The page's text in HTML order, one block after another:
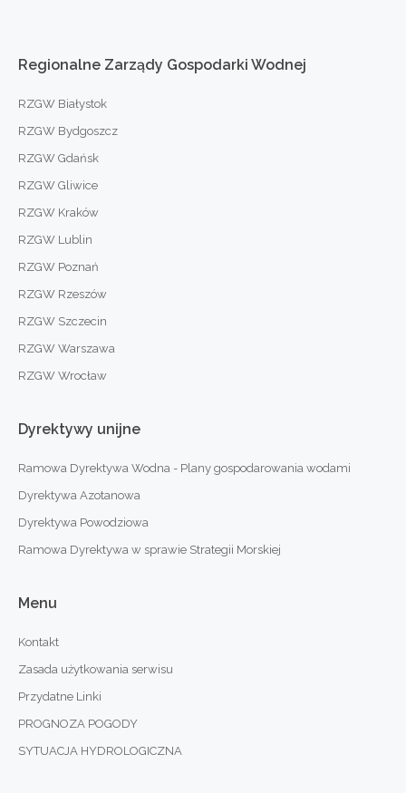
Regionalne Zarządy Gospodarki Wodnej
RZGW Białystok
RZGW Bydgoszcz
RZGW Gdańsk
RZGW Gliwice
RZGW Kraków
RZGW Lublin
RZGW Poznań
RZGW Rzeszów
RZGW Szczecin
RZGW Warszawa
RZGW Wrocław
Dyrektywy unijne
Ramowa Dyrektywa Wodna - Plany gospodarowania wodami
Dyrektywa Azotanowa
Dyrektywa Powodziowa
Ramowa Dyrektywa w sprawie Strategii Morskiej
Menu
Kontakt
Zasada użytkowania serwisu
Przydatne Linki
PROGNOZA POGODY
SYTUACJA HYDROLOGICZNA